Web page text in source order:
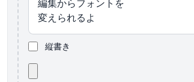
Notifications
縦書き